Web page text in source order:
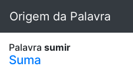
Origem da Palavra
Palavra sumir
Suma